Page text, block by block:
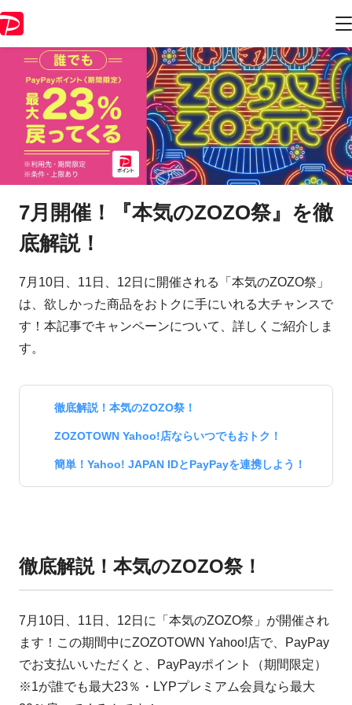
7月開催！『本気のZOZO祭』を徹
底解説！
7月10日、11日、12日に開催される「本気のZOZO祭」
は、欲しかった商品をおトクに手にいれる大チャンスで
す！本記事でキャンペーンについて、詳しくご紹介しま
す。
徹底解説！本気のZOZO祭！
ZOZOTOWN Yahoo!店ならいつでもおトク！
簡単！Yahoo! JAPAN IDとPayPayを連携しよう！
徹底解説！本気のZOZO祭！
7月10日、11日、12日に「本気のZOZO祭」が開催され
ます！この期間中にZOZOTOWN Yahoo!店で、PayPay
でお支払いいただくと、PayPayポイント（期間限定）
※1が誰でも最大23％・LYPプレミアム会員なら最大